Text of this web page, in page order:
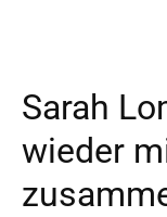
Sarah
wieder